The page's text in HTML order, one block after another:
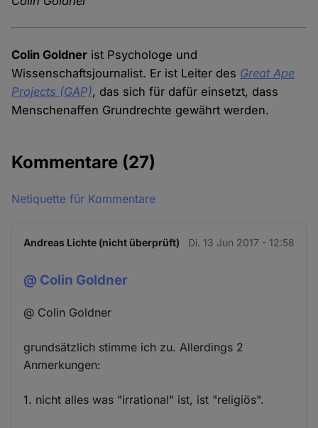
Colin Goldner ist Psychologe und
Wissenschaftsjournalist. Er ist Leiter des Great Ape
Projects (GAP), das sich für dafür einsetzt, dass
Menschenaffen Grundrechte gewährt werden.
Kommentare (27)
Netiquette für Kommentare
Andreas Lichte (nicht überprüft) Di. 13 Jun 2017 - 12:58
@ Colin Goldner
@ Colin Goldner
grundsätzlich stimme ich zu. Allerdings 2
Anmerkungen:
1. nicht alles was "irrational" ist, ist "religiös".